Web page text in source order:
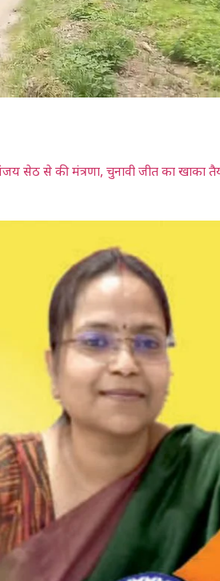
सेठ से की मंत्रणा, चुनावी जीत का खाका